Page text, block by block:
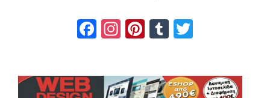
Facebook
Instagram
Pinterest
Tumblr